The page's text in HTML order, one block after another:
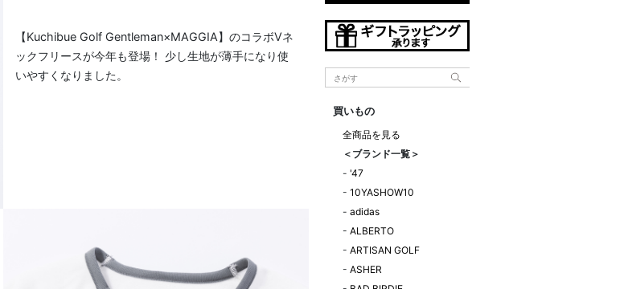
【Kuchibue Golf Gentleman×MAGGIA】のコラボVネ
ックフリースが今年も登場！ 少し生地が薄手になり使
いやすくなりました。
買いもの
全商品を見る
＜ブランド一覧＞
- '47
- 10YASHOW10
- adidas
- ALBERTO
- ARTISAN GOLF
- ASHER